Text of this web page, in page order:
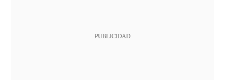
PUBLICIDAD